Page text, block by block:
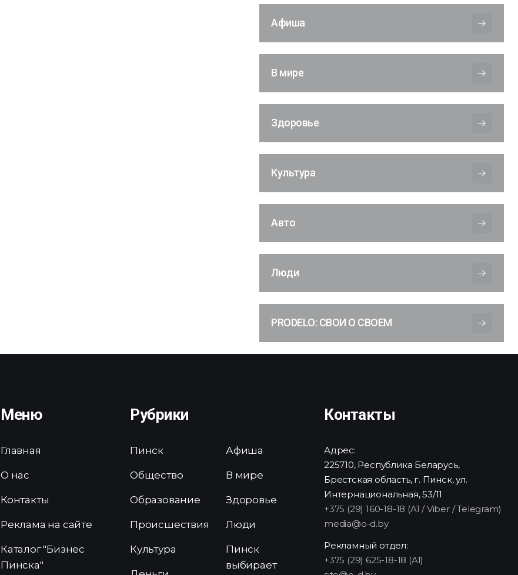
Афиша
В мире
Здоровье
Культура
Авто
Люди
PRODELO: СВОИ О СВОЕМ
Меню
Главная
О нас
Контакты
Реклама на сайте
Каталог "Бизнес
Пинска"
Рубрики
Пинск
Общество
Образование
Происшествия
Культура
Афиша
В мире
Здоровье
Люди
Пинск
выбирает
Контакты
Адрес:
225710, Республика Беларусь,
Брестская область, г. Пинск, ул.
Интернациональная, 53/11
+375 (29) 160-18-18 (A1 / Viber / Telegram)
media@o-d.by
Рекламный отдел:
+375 (29) 625-18-18 (A1)